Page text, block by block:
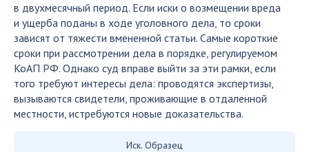
в двухмесячный период. Если иски о возмещении вреда
и ущерба поданы в ходе уголовного дела, то сроки
зависят от тяжести вмененной статьи. Самые короткие
сроки при рассмотрении дела в порядке, регулируемом
КоАП РФ. Однако суд вправе выйти за эти рамки, если
того требуют интересы дела: проводятся экспертизы,
вызываются свидетели, проживающие в отдаленной
местности, истребуются новые доказательства.
Иск. Образец